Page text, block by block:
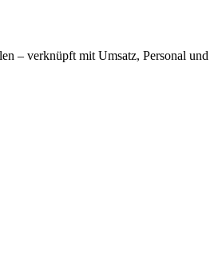
– verknüpft mit Umsatz, Personal und